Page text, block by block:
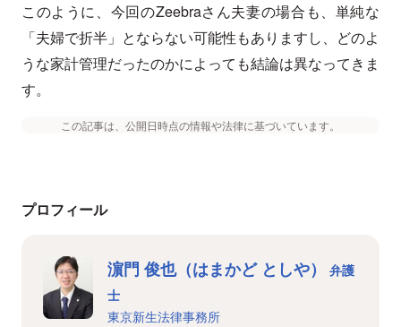
このように、今回のZeebraさん夫妻の場合も、単純な
「夫婦で折半」とならない可能性もありますし、どのよ
うな家計管理だったのかによっても結論は異なってきま
す。
この記事は、公開日時点の情報や法律に基づいています。
プロフィール
濵門 俊也（はまかど としや）
弁護
士
東京新生法律事務所